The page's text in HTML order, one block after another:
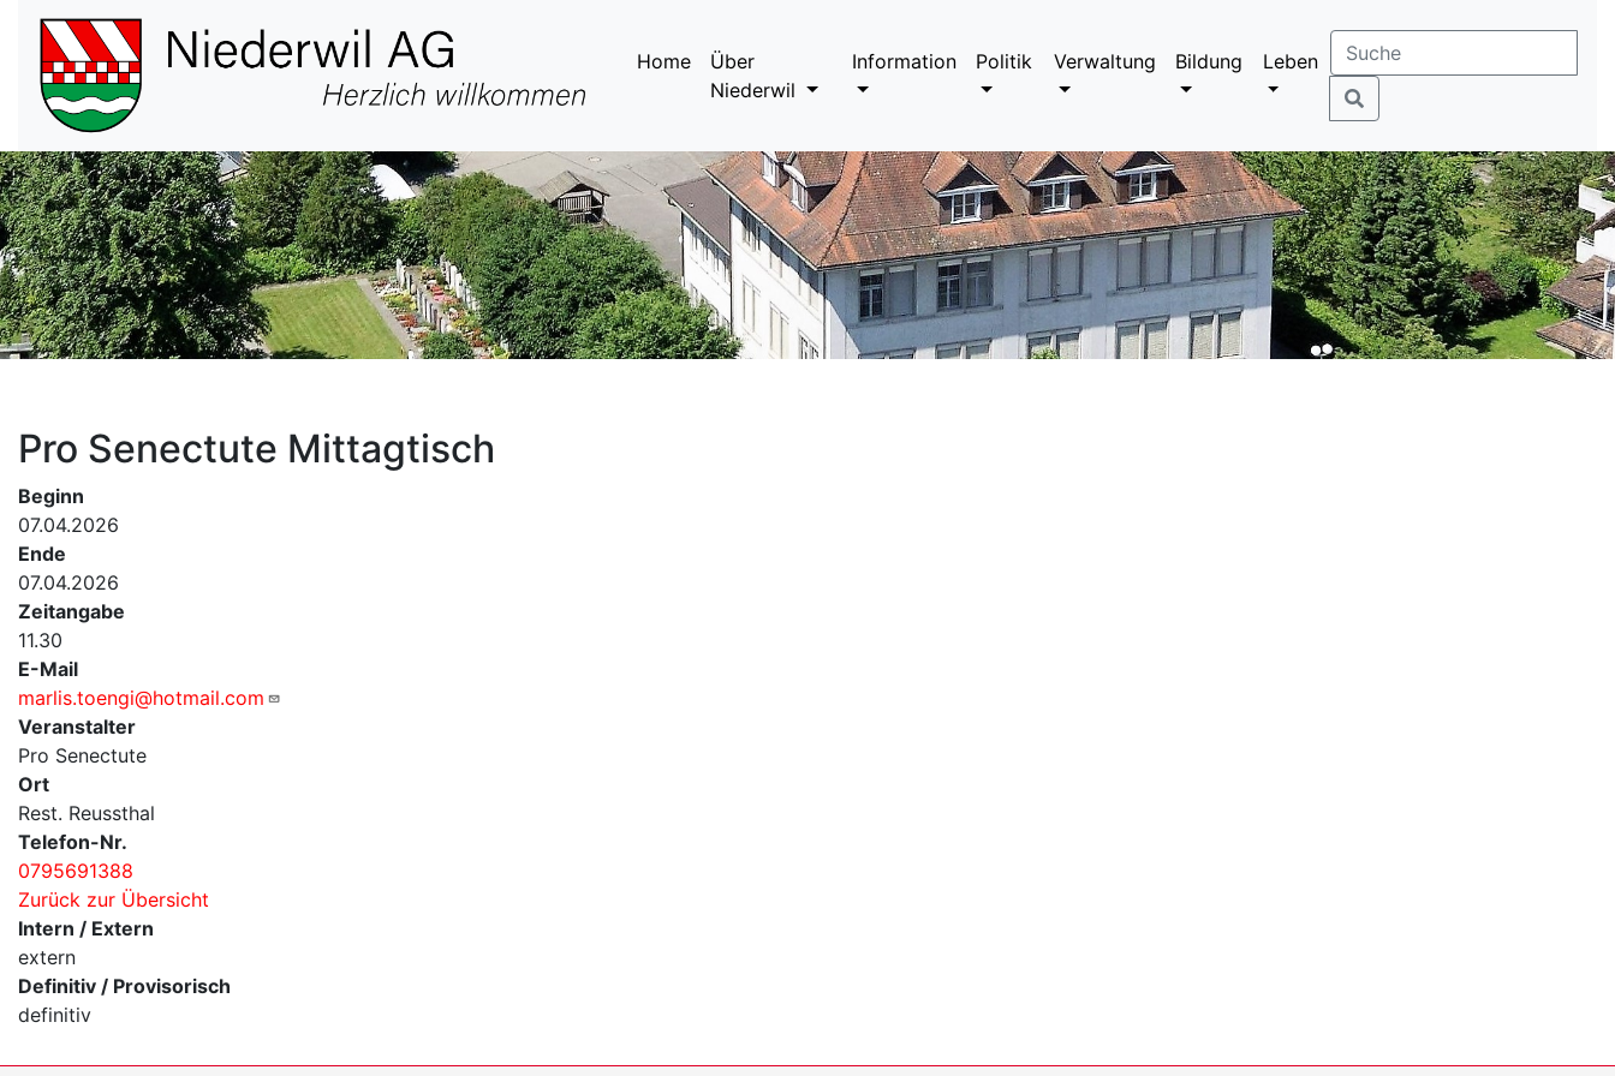
Hauptnavigation
Home
Über
Niederwil
Information Politik Verwaltung Bildung Leben
Pro Senectute Mittagtisch
Beginn
07.04.2026
Ende
07.04.2026
Zeitangabe
11.30
E-Mail
marlis.toengi@hotmail.com
Veranstalter
Pro Senectute
Ort
Rest. Reussthal
Telefon-Nr.
0795691388
Zurück zur Übersicht
Intern / Extern
extern
Definitiv / Provisorisch
definitiv